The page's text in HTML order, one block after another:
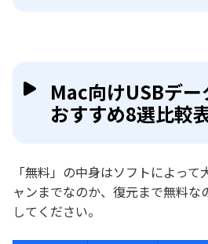
Mac向けUSBデー
おすすめ8選比較
「無料」の中身はソフトによっ
ャンまでなのか、復元まで無料
してください。